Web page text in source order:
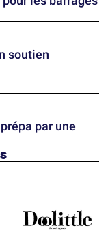
soutien
par une